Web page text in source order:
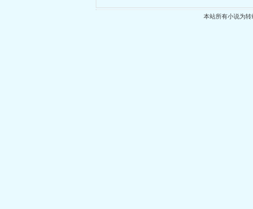
本站所有小说为转